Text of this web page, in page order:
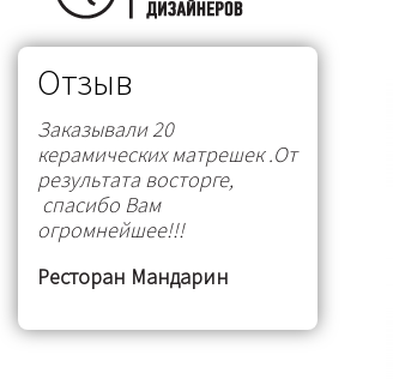
Отзыв
Заказывали 20
керамических матрешек .От
результата восторге,
спасибо Вам
огромнейшее!!!
Ресторан Мандарин